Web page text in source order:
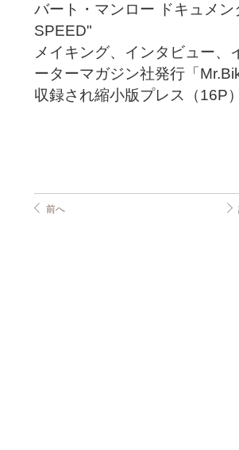
バート・マンロー ドキュメ
SPEED"
メイキング、インタビュー
ーターマガジン社発行「
収録され縮小版プレス（16P
前へ